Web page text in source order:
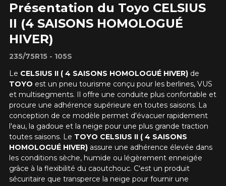
Présentation du Toyo CELSIUS
II (4 SAISONS HOMOLOGUÉ
HIVER)
235/75R15 - 105S
Le CELSIUS II ( 4 SAISONS HOMOLOGUÉ HIVER)de
TOYO est un pneu tourisme conçu pour les berlines, VUS
et multisegments. Il offre une conduite plus confortable et
procure une adhérence supérieure en toutes saisons. La
conception de ce modèle permet d'évacuer rapidement
l'eau, la gadoue et la neige pour une plus grande traction
toutes saisons. Le TOYO CELSIUS II ( 4 SAISONS
HOMOLOGUÉ HIVER) assure une adhérence élevée dans
les conditions sèche, humide ou légèrement enneigée
grâce à la flexibilité du caoutchouc. C'est un produit
sécuritaire que transperce la neige pour fournir une